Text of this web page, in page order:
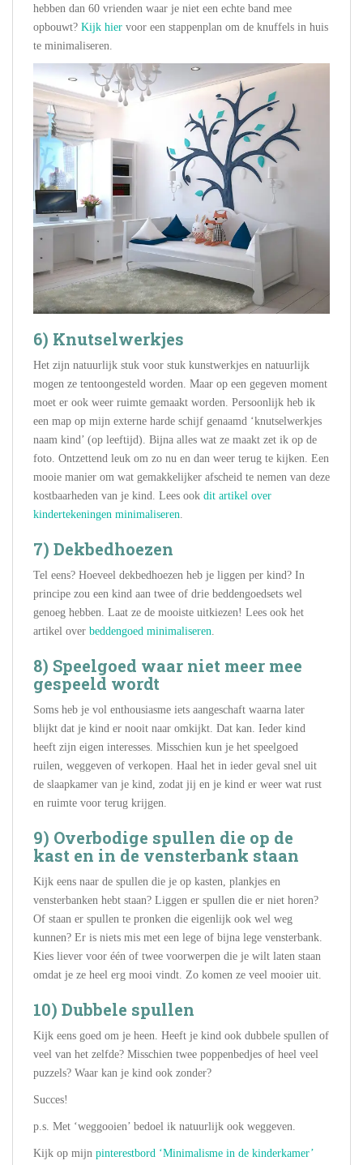
hebben dan 60 vrienden waar je niet een echte band mee
opbouwt? Kijk hier voor een stappenplan om de knuffels in huis
te minimaliseren.
6) Knutselwerkjes
Het zijn natuurlijk stuk voor stuk kunstwerkjes en natuurlijk
mogen ze tentoongesteld worden. Maar op een gegeven moment
moet er ook weer ruimte gemaakt worden. Persoonlijk heb ik
een map op mijn externe harde schijf genaamd ‘knutselwerkjes
naam kind’ (op leeftijd). Bijna alles wat ze maakt zet ik op de
foto. Ontzettend leuk om zo nu en dan weer terug te kijken. Een
mooie manier om wat gemakkelijker afscheid te nemen van deze
kostbaarheden van je kind. Lees ook dit artikel over
kindertekeningen minimaliseren.
7) Dekbedhoezen
Tel eens? Hoeveel dekbedhoezen heb je liggen per kind? In
principe zou een kind aan twee of drie beddengoedsets wel
genoeg hebben. Laat ze de mooiste uitkiezen! Lees ook het
artikel over beddengoed minimaliseren.
8) Speelgoed waar niet meer mee
gespeeld wordt
Soms heb je vol enthousiasme iets aangeschaft waarna later
blijkt dat je kind er nooit naar omkijkt. Dat kan. Ieder kind
heeft zijn eigen interesses. Misschien kun je het speelgoed
ruilen, weggeven of verkopen. Haal het in ieder geval snel uit
de slaapkamer van je kind, zodat jij en je kind er weer wat rust
en ruimte voor terug krijgen.
9) Overbodige spullen die op de
kast en in de vensterbank staan
Kijk eens naar de spullen die je op kasten, plankjes en
vensterbanken hebt staan? Liggen er spullen die er niet horen?
Of staan er spullen te pronken die eigenlijk ook wel weg
kunnen? Er is niets mis met een lege of bijna lege vensterbank.
Kies liever voor één of twee voorwerpen die je wilt laten staan
omdat je ze heel erg mooi vindt. Zo komen ze veel mooier uit.
10) Dubbele spullen
Kijk eens goed om je heen. Heeft je kind ook dubbele spullen of
veel van het zelfde? Misschien twee poppenbedjes of heel veel
puzzels? Waar kan je kind ook zonder?
Succes!
p.s. Met ‘weggooien’ bedoel ik natuurlijk ook weggeven.
Kijk op mijn pinterestbord ‘Minimalisme in de kinderkamer’